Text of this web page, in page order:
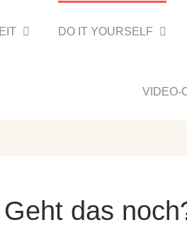
DO IT YOURSELF
VIDEO-
das